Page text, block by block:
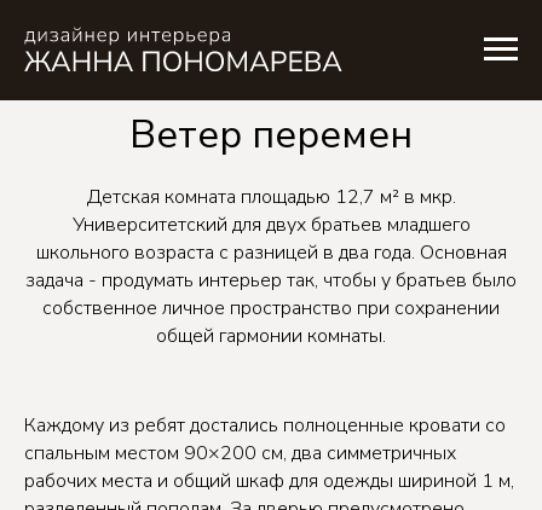
Ветер перемен
Детская комната площадью 12,7 м² в мкр.
Университетский для двух братьев младшего
школьного возраста с разницей в два года. Основная
задача - продумать интерьер так, чтобы у братьев было
собственное личное пространство при сохранении
общей гармонии комнаты.
Каждому из ребят достались полноценные кровати со
спальным местом 90×200 см, два симметричных
рабочих места и общий шкаф для одежды шириной 1 м,